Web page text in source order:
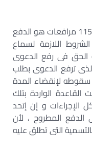
الدفع بعدم القبول الذى تعنيه المادة 115 مرافعات هو الدفع
اللازمة لسماع
فى رفع الدعوى
ترفع الدعوى بطلب
سقوطه لإنقضاء المدة
الواردة بتلك
الإجراءات و إن إتحد
المطروح ، لأن
التى تطلق عليه